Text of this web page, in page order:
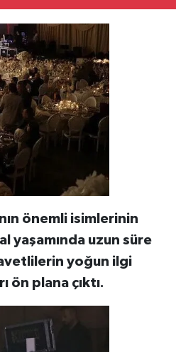
önemli isimlerinin
yaşamında uzun süre
yoğun ilgi
plana çıktı.